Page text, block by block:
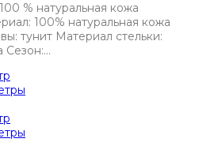
% натуральная кожа
100% натуральная кожа
тунит Материал стельки:
Сезон:…